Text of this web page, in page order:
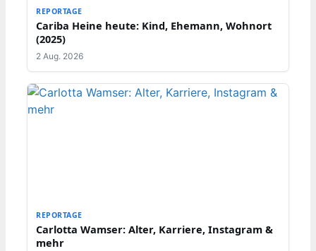
REPORTAGE
Cariba Heine heute: Kind, Ehemann, Wohnort
(2025)
2 Aug. 2026
REPORTAGE
Carlotta Wamser: Alter, Karriere, Instagram &
mehr